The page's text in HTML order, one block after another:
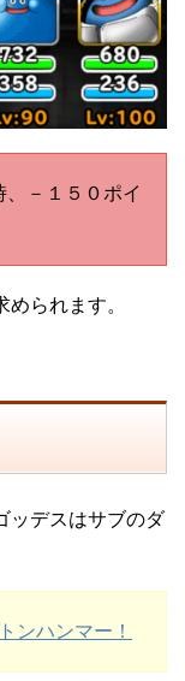
－１５０ポイ
られます。
ッデスはサブのダ
ンハンマー！